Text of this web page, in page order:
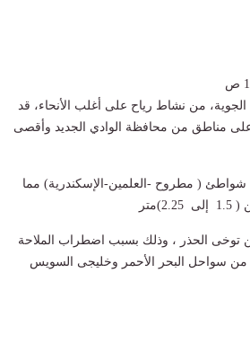
الجوية، من نشاط رياح على أغلب الأنحاء، قد
على مناطق من محافظة الوادي الجديد وأقصى
( مطروح -العلمين-الإسكندرية) مما
توخى الحذر ، وذلك بسبب اضطراب الملاحة
من سواحل البحر الأحمر وخليجى السويس